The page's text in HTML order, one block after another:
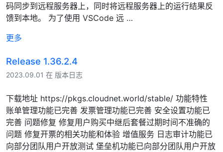
码同步到远程服务器上，同时将远程服务器上的运行结果反
馈到本地。 为了使用 VSCode 远 …
更多
Release 1.36.2.4
2023.09.01 在 版本日志
下载地址 https://pkgs.cloudnet.world/stable/ 功能特性
账单管理功能已完善 发票管理功能已完善 安全设置功能已
完善 问题修复 修复用户购买中继后套餐过期时间不准确的
问题 修复开票的相关功能和体验 增值服务 日志审计功能已
向部分团队用户开放测试 堡垒机功能已向部分团队用户开放